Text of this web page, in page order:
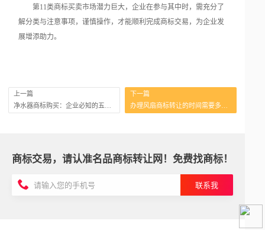
第11类商标买卖市场潜力巨大，企业在参与其中时，需充分了
解分类与注意事项，谨慎操作，才能顺利完成商标交易，为企业发
展增添助力。
上一篇
下一篇
办理风扇商标转让的时间需要多久？
商标交易，请认准名品商标转让网！免费找商标！
联系我